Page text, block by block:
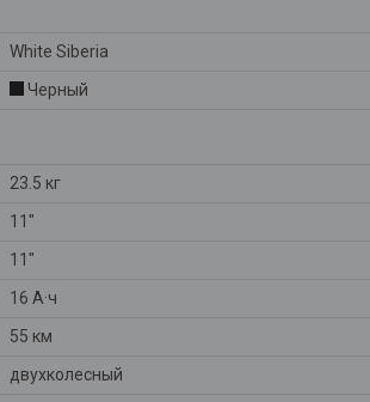
White Siberia
Черный
23.5 кг
11"
11"
16 А·ч
55 км
двухколесный